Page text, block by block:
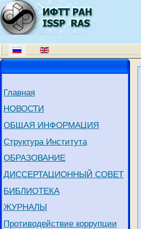
Главная
НОВОСТИ
ОБЩАЯ ИНФОРМАЦИЯ
Структура Института
ОБРАЗОВАНИЕ
ДИССЕРТАЦИОННЫЙ СОВЕТ
БИБЛИОТЕКА
ЖУРНАЛЫ
Противодействие коррупции